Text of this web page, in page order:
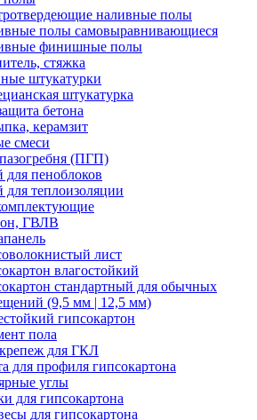
наливные полы
полы самовыравнивающиеся
финишные полы
стяжка
штукатурки
штукатурка
бетона
керамзит
смеси
(ПГП)
для пеноблоков
для теплоизоляции
ГВЛВ
лист
влагостойкий
стандартный для обычных
(9,5 мм | 12,5 мм)
гипсокартон
пола
для ГКЛ
для профиля гипсокартона
углы
для гипсокартона
для гипсокартона